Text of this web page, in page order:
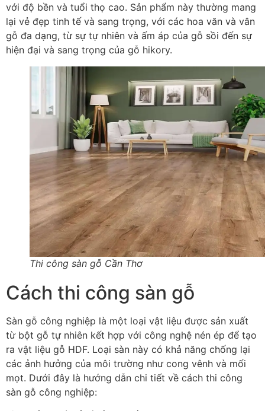
với độ bền và tuổi thọ cao. Sản phẩm này thường mang
lại vẻ đẹp tinh tế và sang trọng, với các hoa văn và vân
gỗ đa dạng, từ sự tự nhiên và ấm áp của gỗ sồi đến sự
hiện đại và sang trọng của gỗ hikory.
Thi công sàn gỗ Cần Thơ
Cách thi công sàn gỗ
Sàn gỗ công nghiệp là một loại vật liệu được sản xuất
từ bột gỗ tự nhiên kết hợp với công nghệ nén ép để tạo
ra vật liệu gỗ HDF. Loại sàn này có khả năng chống lại
các ảnh hưởng của môi trường như cong vênh và mối
mọt. Dưới đây là hướng dẫn chi tiết về cách thi công
sàn gỗ công nghiệp: